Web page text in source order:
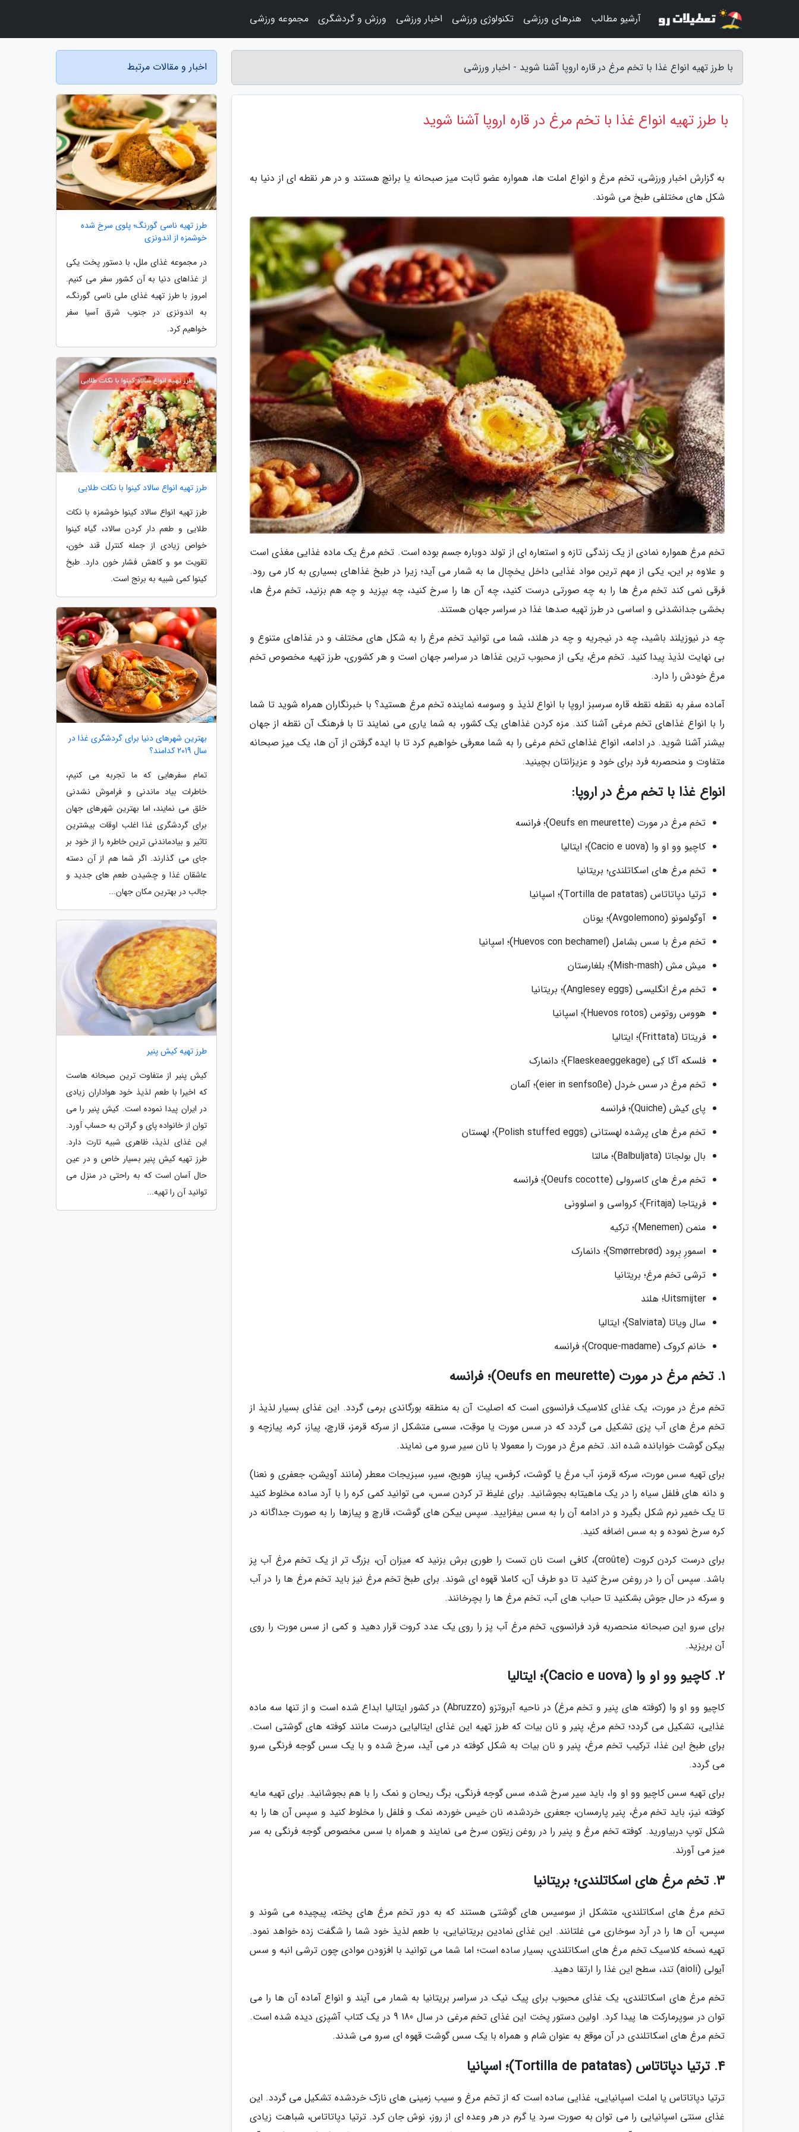
با طرز تهیه انواع غذا با تخم مرغ در قاره اروپا آشنا شوید - اخبار ورزشی
با طرز تهیه انواع غذا با تخم مرغ در قاره اروپا آشنا شوید
به گزارش اخبار ورزشی، تخم مرغ و انواع املت ها، همواره عضو ثابت میز صبحانه یا برانچ هستند و در هر نقطه ای از دنیا به
شکل های مختلفی طبخ می شوند.
تخم مرغ همواره نمادی از یک زندگی تازه و استعاره ای از تولد دوباره جسم بوده است. تخم مرغ یک ماده غذایی مغذی است
و علاوه بر این، یکی از مهم ترین مواد غذایی داخل یخچال ما به شمار می آید؛ زیرا در طبخ غذاهای بسیاری به کار می رود.
فرقی نمی کند تخم مرغ ها را به چه صورتی درست کنید، چه آن ها را سرخ کنید، چه بپزید و چه هم بزنید، تخم مرغ ها،
بخشی جدانشدنی و اساسی در طرز تهیه صدها غذا در سراسر جهان هستند.
چه در نیوزیلند باشید، چه در نیجریه و چه در هلند، شما می توانید تخم مرغ را به شکل های مختلف و در غذاهای متنوع و
بی نهایت لذیذ پیدا کنید. تخم مرغ، یکی از محبوب ترین غذاها در سراسر جهان است و هر کشوری، طرز تهیه مخصوص تخم
مرغ خودش را دارد.
آماده سفر به نقطه نقطه قاره سرسبز اروپا با انواع لذیذ و وسوسه نماینده تخم مرغ هستید؟ با خبرنگاران همراه شوید تا شما
را با انواع غذاهای تخم مرغی آشنا کند. مزه کردن غذاهای یک کشور، به شما یاری می نمایند تا با فرهنگ آن نقطه از جهان
بیشنر آشنا شوید. در ادامه، انواع غذاهای تخم مرغی را به شما معرفی خواهیم کرد تا با ایده گرفتن از آن ها، یک میز صبحانه
متفاوت و منحصربه فرد برای خود و عزیزانتان بچینید.
انواع غذا با تخم مرغ در اروپا:
تخم مرغ در مورت (Oeufs en meurette)؛ فرانسه
کاچیو وو او وا (Cacio e uova)؛ ایتالیا
تخم مرغ های اسکاتلندی؛ بریتانیا
ترتیا دپاتاتاس (Tortilla de patatas)؛ اسپانیا
آوگولمونو (Avgolemono)؛ یونان
تخم مرغ با سس بشامل (Huevos con bechamel)؛ اسپانیا
میش مش (Mish-mash)؛ بلغارستان
تخم مرغ انگلیسی (Anglesey eggs)؛ بریتانیا
هووس روتوس (Huevos rotos)؛ اسپانیا
فریتاتا (Frittata)؛ ایتالیا
فلسکه آگا کِی (Flaeskeaeggekage)؛ دانمارک
تخم مرغ در سس خردل (eier in senfsoße)؛ آلمان
پای کیش (Quiche)؛ فرانسه
تخم مرغ های پرشده لهستانی (Polish stuffed eggs)؛ لهستان
بال بولجاتا (Balbuljata)؛ مالتا
تخم مرغ های کاسرولی (Oeufs cocotte)؛ فرانسه
فریتاجا (Fritaja)؛ کرواسی و اسلوونی
منمن (Menemen)؛ ترکیه
اسمورِ بِرود (Smørrebrød)؛ دانمارک
ترشی تخم مرغ؛ بریتانیا
Uitsmijter؛ هلند
سال ویاتا (Salviata)؛ ایتالیا
خانم کروک (Croque-madame)؛ فرانسه
1. تخم مرغ در مورت (Oeufs en meurette)؛ فرانسه
تخم مرغ در مورت، یک غذای کلاسیک فرانسوی است که اصلیت آن به منطقه بورگاندی برمی گردد. این غذای بسیار لذیذ از
تخم مرغ های آب پزی تشکیل می گردد که در سس مورت یا موقِت، سسی متشکل از سرکه قرمز، قارچ، پیاز، کره، پیازچه و
بیکن گوشت خوابانده شده اند. تخم مرغ در مورت را معمولا با نان سیر سرو می نمایند.
برای تهیه سس مورت، سرکه قرمز، آب مرغ یا گوشت، کرفس، پیاز، هویج، سیر، سبزیجات معطر (مانند آویشن، جعفری و نعنا)
و دانه های فلفل سیاه را در یک ماهیتابه بجوشانید. برای غلیظ تر کردن سس، می توانید کمی کره را با آرد ساده مخلوط کنید
تا یک خمیر نرم شکل بگیرد و در ادامه آن را به سس بیفزایید. سپس بیکن های گوشت، قارچ و پیازها را به صورت جداگانه در
کره سرخ نموده و به سس اضافه کنید.
برای درست کردن کروت (croûte)، کافی است نان تست را طوری برش بزنید که میزان آن، بزرگ تر از یک تخم مرغ آب پز
باشد. سپس آن را در روغن سرخ کنید تا دو طرف آن، کاملا قهوه ای شوند. برای طبخ تخم مرغ نیز باید تخم مرغ ها را در آب
و سرکه در حال جوش بشکنید تا حباب های آب، تخم مرغ ها را بچرخانند.
برای سرو این صبحانه منحصربه فرد فرانسوی، تخم مرغ آب پز را روی یک عدد کروت قرار دهید و کمی از سس مورت را روی
آن بریزید.
2. کاچیو وو او وا (Cacio e uova)؛ ایتالیا
کاچیو وو او وا (کوفته های پنیر و تخم مرغ) در ناحیه آبروتزو (Abruzzo) در کشور ایتالیا ابداع شده است و از تنها سه ماده
غذایی، تشکیل می گردد؛ تخم مرغ، پنیر و نان بیات که طرز تهیه این غذای ایتالیایی درست مانند کوفته های گوشتی است.
برای طبخ این غذا، ترکیب تخم مرغ، پنیر و نان بیات به شکل کوفته در می آید، سرخ شده و با یک سس گوجه فرنگی سرو
می گردد.
برای تهیه سس کاچیو وو او وا، باید سیر سرخ شده، سس گوجه فرنگی، برگ ریحان و نمک را با هم بجوشانید. برای تهیه مایه
کوفته نیز، باید تخم مرغ، پنیر پارمسان، جعفری خردشده، نان خیس خورده، نمک و فلفل را مخلوط کنید و سپس آن ها را به
شکل توپ دربیاورید. کوفته تخم مرغ و پنیر را در روغن زیتون سرخ می نمایند و همراه با سس مخصوص گوجه فرنگی به سر
میز می آورند.
3. تخم مرغ های اسکاتلندی؛ بریتانیا
تخم مرغ های اسکاتلندی، متشکل از سوسیس های گوشتی هستند که به دور تخم مرغ های پخته، پیچیده می شوند و
سپس، آن ها را در آرد سوخاری می غلتانند. این غذای نمادین بریتانیایی، با طعم لذیذ خود شما را شگفت زده خواهد نمود.
تهیه نسخه کلاسیک تخم مرغ های اسکاتلندی، بسیار ساده است؛ اما شما می توانید با افزودن موادی چون ترشی انبه و سس
آیولی (aioli) تند، سطح این غذا را ارتقا دهید.
تخم مرغ های اسکاتلندی، یک غذای محبوب برای پیک نیک در سراسر بریتانیا به شمار می آیند و انواع آماده آن ها را می
توان در سوپرمارکت ها پیدا کرد. اولین دستور پخت این غذای تخم مرغی در سال 180 9 در یک کتاب آشپزی دیده شده است.
تخم مرغ های اسکاتلندی در آن موقع به عنوان شام و همراه با یک سس گوشت قهوه ای سرو می شدند.
4. ترتیا دپاتاتاس (Tortilla de patatas)؛ اسپانیا
ترتیا دپاتاتاس یا املت اسپانیایی، غذایی ساده است که از تخم مرغ و سیب زمینی های نازک خردشده تشکیل می گردد. این
غذای سنتی اسپانیایی را می توان به صورت سرد یا گرم در هر وعده ای از روز، نوش جان کرد. ترتیا دپاتاتاس، شباهت زیادی
اخبار و مقالات مرتبط
طرز تهیه ناسی گورنگ؛ پلوی سرخ شده
خوشمزه از اندونزی
در مجموعه غذای ملل، با دستور پخت یکی
از غذاهای دنیا به آن کشور سفر می کنیم.
امروز با طرز تهیه غذای ملی ناسی گورنگ،
به اندونزی در جنوب شرق آسیا سفر
خواهیم کرد.
طرز تهیه انواع سالاد کینوا با نکات طلایی
طرز تهیه انواع سالاد کینوا خوشمزه با نکات
طلایی و طعم دار کردن سالاد، گیاه کینوا
خواص زیادی از جمله کنترل قند خون،
تقویت مو و کاهش فشار خون دارد. طبخ
کینوا کمی شبیه به برنج است.
بهترین شهرهای دنیا برای گردشگری غذا در
سال 2019 کدامند؟
تمام سفرهایی که ما تجربه می کنیم،
خاطرات بیاد ماندنی و فراموش نشدنی
خلق می نمایند، اما بهترین شهرهای جهان
برای گردشگری غذا اغلب اوقات بیشترین
تاثیر و بیادماندنی ترین خاطره را از خود بر
جای می گذارند. اگر شما هم از آن دسته
عاشقان غذا و چشیدن طعم های جدید و
جالب در بهترین مکان جهان...
طرز تهیه کیش پنیر
کیش پنیر از متفاوت ترین صبحانه هاست
که اخیرا با طعم لذیذ خود هواداران زیادی
در ایران پیدا نموده است. کیش پنیر را می
توان از خانواده پای و گراتن به حساب آورد.
این غذای لذیذ، ظاهری شبیه تارت دارد.
طرز تهیه کیش پنیر بسیار خاص و در عین
حال آسان است که به راحتی در منزل می
توانید آن را تهیه...
آرشیو مطالب هنرهای ورزشی تکنولوژی ورزشی اخبار ورزشی ورزش و گردشگری مجموعه ورزشی